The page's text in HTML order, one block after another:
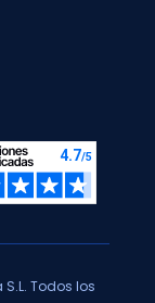
Todos los